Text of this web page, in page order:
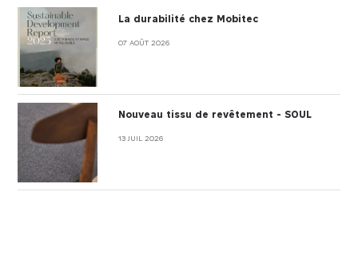
La durabilité chez Mobitec
07 AOÛT 2026
Nouveau tissu de revêtement - SOUL
13 JUIL 2026